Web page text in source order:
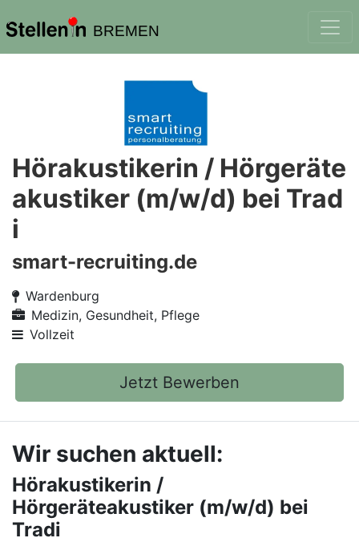
BREMEN
Hörakustikerin / Hörgeräte
akustiker (m/w/d) bei Trad
i
smart-recruiting.de
Wardenburg
Medizin, Gesundheit, Pflege
Vollzeit
Jetzt Bewerben
Wir suchen aktuell:
Hörakustikerin /
Hörgeräteakustiker (m/w/d) bei
Tradi